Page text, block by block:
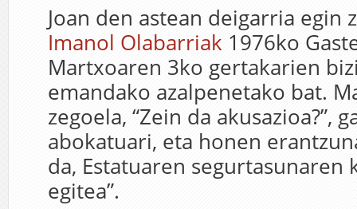
Joan den astean deigarria egin
Imanol Olabarriak 1976ko
Martxoaren 3ko gertakarien
emandako azalpenetako bat.
zegoela, “Zein da akusazioa?”,
abokatuari, eta honen
da, Estatuaren segurtasunaren
egitea”.